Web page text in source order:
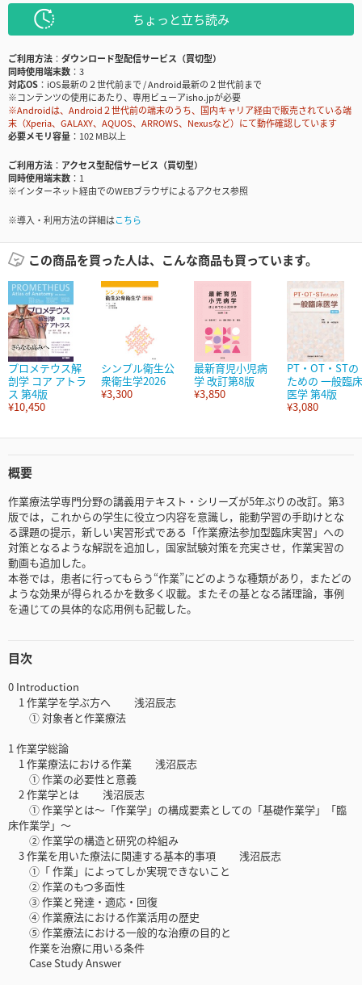
ちょっと立ち読み
ご利用方法
ダウンロード型配信サービス（買切型）
同時使用端末数
3
対応OS
iOS最新の２世代前まで / Android最新の２世代前まで
※コンテンツの使用にあたり、専用ビューアisho.jpが必要
※Androidは、Android２世代前の端末のうち、国内キャリア経由で販売されている端
末（Xperia、GALAXY、AQUOS、ARROWS、Nexusなど）にて動作確認しています
必要メモリ容量
102 MB以上
ご利用方法
アクセス型配信サービス（買切型）
同時使用端末数
1
※インターネット経由でのWEBブラウザによるアクセス参照
※導入・利用方法の詳細はこちら
この商品を買った人は、こんな商品も買っています。
プロメテウス解
剖学 コア アトラ
ス 第4版
¥10,450
シンプル衛生公
衆衛生学2026
¥3,300
最新育児小児病
学 改訂第8版
¥3,850
PT・OT・STの
ための 一般臨床
医学 第4版
¥3,080
概要
作業療法学専門分野の講義用テキスト・シリーズが5年ぶりの改訂。第3
版では，これからの学生に役立つ内容を意識し，能動学習の手助けとな
る課題の提示，新しい実習形式である「作業療法参加型臨床実習」への
対策となるような解説を追加し，国家試験対策を充実させ，作業実習の
動画も追加した。
本巻では，患者に行ってもらう“作業”にどのような種類があり，またどの
ような効果が得られるかを数多く収載。またその基となる諸理論，事例
を通じての具体的な応用例も記載した。
目次
0 Introduction
1 作業学を学ぶ方へ 浅沼辰志
① 対象者と作業療法
1 作業学総論
1 作業療法における作業 浅沼辰志
① 作業の必要性と意義
2 作業学とは 浅沼辰志
① 作業学とは〜「作業学」の構成要素としての「基礎作業学」「臨
床作業学」〜
② 作業学の構造と研究の枠組み
3 作業を用いた療法に関連する基本的事項 浅沼辰志
①「 作業」によってしか実現できないこと
② 作業のもつ多面性
③ 作業と発達・適応・回復
④ 作業療法における作業活用の歴史
⑤ 作業療法における一般的な治療の目的と
作業を治療に用いる条件
Case Study Answer